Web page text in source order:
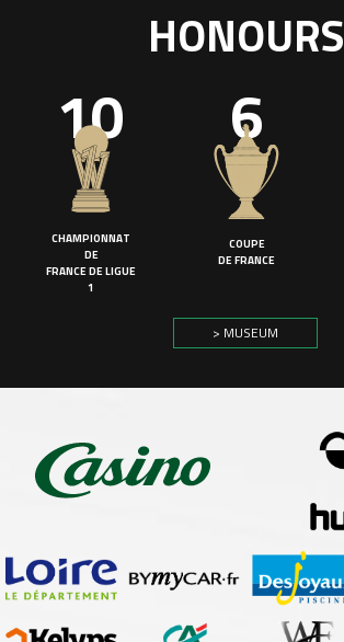
HONOURS
10
CHAMPIONNAT
DE
FRANCE DE LIGUE
1
6
COUPE
DE FRANCE
> MUSEUM